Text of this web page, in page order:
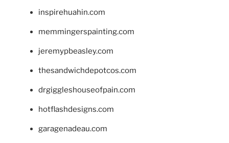
inspirehuahin.com
memmingerspainting.com
jeremypbeasley.com
thesandwichdepotcos.com
drgiggleshouseofpain.com
hotflashdesigns.com
garagenadeau.com